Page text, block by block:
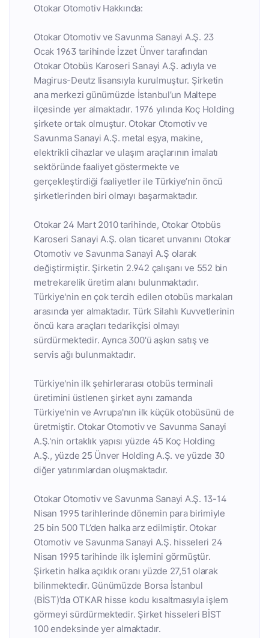
Otokar Otomotiv Hakkında:
Otokar Otomotiv ve Savunma Sanayi A.Ş. 23
Ocak 1963 tarihinde İzzet Ünver tarafından
Otokar Otobüs Karoseri Sanayi A.Ş. adıyla ve
Magirus-Deutz lisansıyla kurulmuştur. Şirketin
ana merkezi günümüzde İstanbul’un Maltepe
ilçesinde yer almaktadır. 1976 yılında Koç Holding
şirkete ortak olmuştur. Otokar Otomotiv ve
Savunma Sanayi A.Ş. metal eşya, makine,
elektrikli cihazlar ve ulaşım araçlarının imalatı
sektöründe faaliyet göstermekte ve
gerçekleştirdiği faaliyetler ile Türkiye’nin öncü
şirketlerinden biri olmayı başarmaktadır.
Otokar 24 Mart 2010 tarihinde, Otokar Otobüs
Karoseri Sanayi A.Ş. olan ticaret unvanını Otokar
Otomotiv ve Savunma Sanayi A.Ş olarak
değiştirmiştir. Şirketin 2.942 çalışanı ve 552 bin
metrekarelik üretim alanı bulunmaktadır.
Türkiye'nin en çok tercih edilen otobüs markaları
arasında yer almaktadır. Türk Silahlı Kuvvetlerinin
öncü kara araçları tedarikçisi olmayı
sürdürmektedir. Ayrıca 300'ü aşkın satış ve
servis ağı bulunmaktadır.
Türkiye'nin ilk şehirlerarası otobüs terminali
üretimini üstlenen şirket aynı zamanda
Türkiye'nin ve Avrupa'nın ilk küçük otobüsünü de
üretmiştir. Otokar Otomotiv ve Savunma Sanayi
A.Ş.'nin ortaklık yapısı yüzde 45 Koç Holding
A.Ş., yüzde 25 Ünver Holding A.Ş. ve yüzde 30
diğer yatırımlardan oluşmaktadır.
Otokar Otomotiv ve Savunma Sanayi A.Ş. 13-14
Nisan 1995 tarihlerinde dönemin para birimiyle
25 bin 500 TL’den halka arz edilmiştir. Otokar
Otomotiv ve Savunma Sanayi A.Ş. hisseleri 24
Nisan 1995 tarihinde ilk işlemini görmüştür.
Şirketin halka açıklık oranı yüzde 27,51 olarak
bilinmektedir. Günümüzde Borsa İstanbul
(BİST)’da OTKAR hisse kodu kısaltmasıyla işlem
görmeyi sürdürmektedir. Şirket hisseleri BİST
100 endeksinde yer almaktadır.